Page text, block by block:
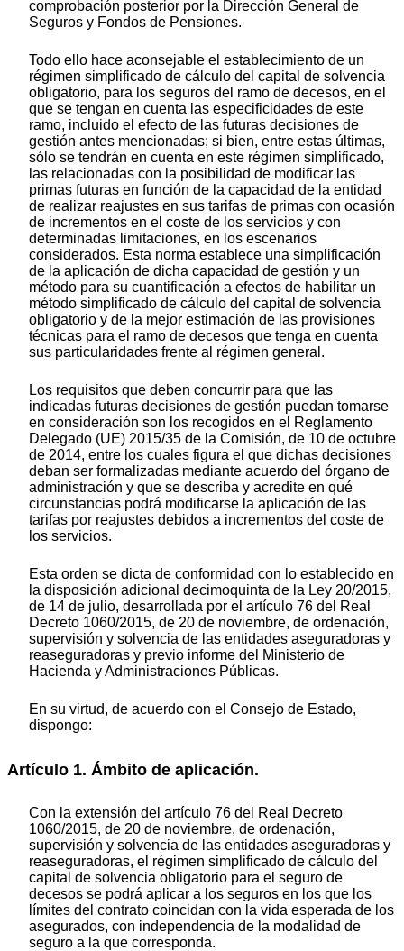
comprobación posterior por la Dirección General de
Seguros y Fondos de Pensiones.
Todo ello hace aconsejable el establecimiento de un
régimen simplificado de cálculo del capital de solvencia
obligatorio, para los seguros del ramo de decesos, en el
que se tengan en cuenta las especificidades de este
ramo, incluido el efecto de las futuras decisiones de
gestión antes mencionadas; si bien, entre estas últimas,
sólo se tendrán en cuenta en este régimen simplificado,
las relacionadas con la posibilidad de modificar las
primas futuras en función de la capacidad de la entidad
de realizar reajustes en sus tarifas de primas con ocasión
de incrementos en el coste de los servicios y con
determinadas limitaciones, en los escenarios
considerados. Esta norma establece una simplificación
de la aplicación de dicha capacidad de gestión y un
método para su cuantificación a efectos de habilitar un
método simplificado de cálculo del capital de solvencia
obligatorio y de la mejor estimación de las provisiones
técnicas para el ramo de decesos que tenga en cuenta
sus particularidades frente al régimen general.
Los requisitos que deben concurrir para que las
indicadas futuras decisiones de gestión puedan tomarse
en consideración son los recogidos en el Reglamento
Delegado (UE) 2015/35 de la Comisión, de 10 de octubre
de 2014, entre los cuales figura el que dichas decisiones
deban ser formalizadas mediante acuerdo del órgano de
administración y que se describa y acredite en qué
circunstancias podrá modificarse la aplicación de las
tarifas por reajustes debidos a incrementos del coste de
los servicios.
Esta orden se dicta de conformidad con lo establecido en
la disposición adicional decimoquinta de la Ley 20/2015,
de 14 de julio, desarrollada por el artículo 76 del Real
Decreto 1060/2015, de 20 de noviembre, de ordenación,
supervisión y solvencia de las entidades aseguradoras y
reaseguradoras y previo informe del Ministerio de
Hacienda y Administraciones Públicas.
En su virtud, de acuerdo con el Consejo de Estado,
dispongo:
Artículo 1. Ámbito de aplicación.
Con la extensión del artículo 76 del Real Decreto
1060/2015, de 20 de noviembre, de ordenación,
supervisión y solvencia de las entidades aseguradoras y
reaseguradoras, el régimen simplificado de cálculo del
capital de solvencia obligatorio para el seguro de
decesos se podrá aplicar a los seguros en los que los
límites del contrato coincidan con la vida esperada de los
asegurados, con independencia de la modalidad de
seguro a la que corresponda.